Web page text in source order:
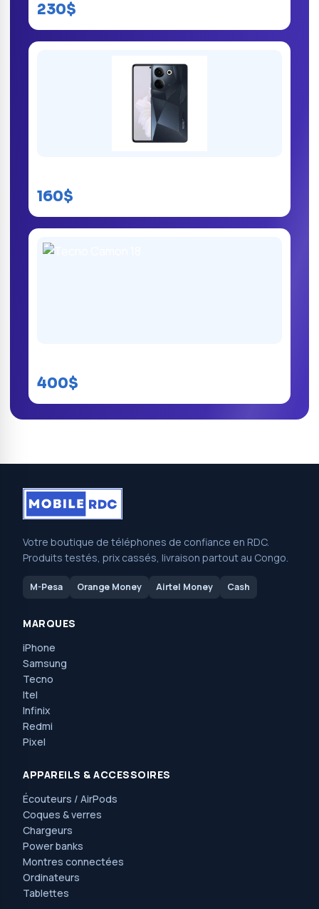
230$
160$
400$
Votre boutique de téléphones de confiance en RDC.
Produits testés, prix cassés, livraison partout au Congo.
M-Pesa Orange Money Airtel Money Cash
MARQUES
iPhone
Samsung
Tecno
Itel
Infinix
Redmi
Pixel
APPAREILS & ACCESSOIRES
Écouteurs / AirPods
Coques & verres
Chargeurs
Power banks
Montres connectées
Ordinateurs
Tablettes